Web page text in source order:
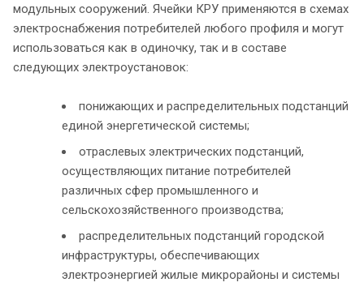
модульных сооружений. Ячейки КРУ применяются в схемах
электроснабжения потребителей любого профиля и могут
использоваться как в одиночку, так и в составе
следующих электроустановок:
понижающих и распределительных подстанций
единой энергетической системы;
отраслевых электрических подстанций,
осуществляющих питание потребителей
различных сфер промышленного и
сельскохозяйственного производства;
распределительных подстанций городской
инфраструктуры, обеспечивающих
электроэнергией жилые микрорайоны и системы